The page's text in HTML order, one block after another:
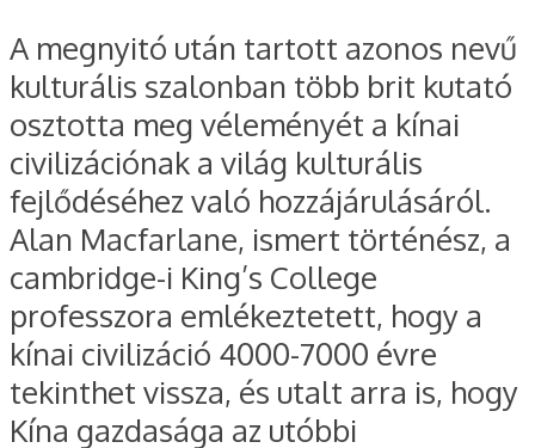
A megnyitó után tartott azonos nevű
kulturális szalonban több brit kutató
osztotta meg véleményét a kínai
civilizációnak a világ kulturális
fejlődéséhez való hozzájárulásáról.
Alan Macfarlane, ismert történész, a
cambridge-i King’s College
professzora emlékeztetett, hogy a
kínai civilizáció 4000-7000 évre
tekinthet vissza, és utalt arra is, hogy
Kína gazdasága az utóbbi